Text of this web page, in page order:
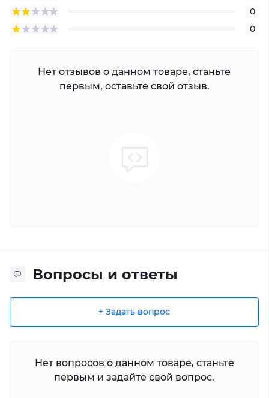
0
0
Нет отзывов о данном товаре, станьте
первым, оставьте свой отзыв.
Вопросы и ответы
+ Задать вопрос
Нет вопросов о данном товаре, станьте
первым и задайте свой вопрос.